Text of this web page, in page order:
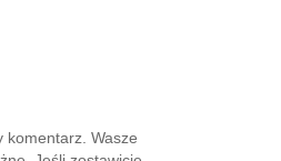
komentarz. Wasze